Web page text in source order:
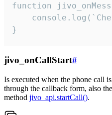
function
}
jivo_onCallStart#
Is executed when the phone call
through the callback form, also
method jivo_api.startCall().